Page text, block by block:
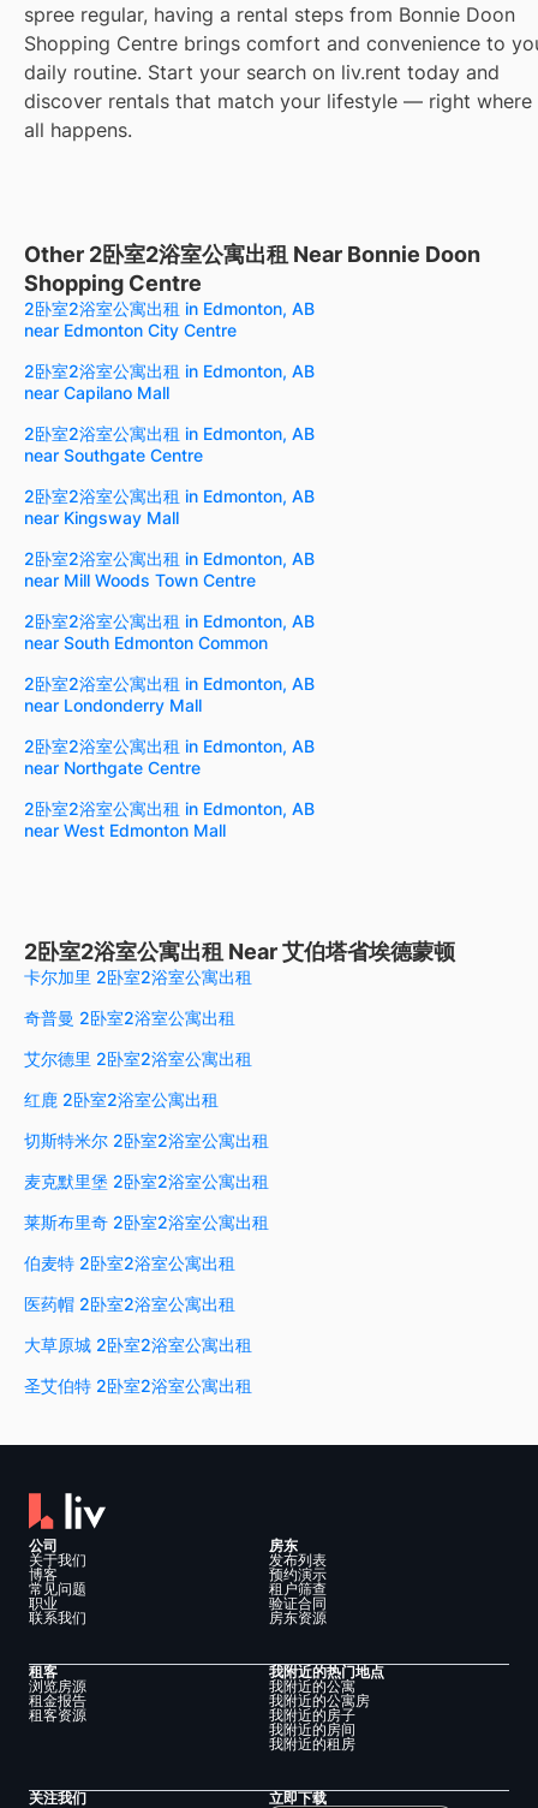
spree regular, having a rental steps from Bonnie Doon
Shopping Centre brings comfort and convenience to
daily routine. Start your search on liv.rent today and
discover rentals that match your lifestyle — right where
all happens.
Other 2卧室2浴室公寓出租 Near Bonnie Doon
Shopping Centre
2卧室2浴室公寓出租 in Edmonton, AB
near Edmonton City Centre
2卧室2浴室公寓出租 in Edmonton, AB
near Capilano Mall
2卧室2浴室公寓出租 in Edmonton, AB
near Southgate Centre
2卧室2浴室公寓出租 in Edmonton, AB
near Kingsway Mall
2卧室2浴室公寓出租 in Edmonton, AB
near Mill Woods Town Centre
2卧室2浴室公寓出租 in Edmonton, AB
near South Edmonton Common
2卧室2浴室公寓出租 in Edmonton, AB
near Londonderry Mall
2卧室2浴室公寓出租 in Edmonton, AB
near Northgate Centre
2卧室2浴室公寓出租 in Edmonton, AB
near West Edmonton Mall
2卧室2浴室公寓出租 Near 艾伯塔省埃德蒙顿
卡尔加里 2卧室2浴室公寓出租
奇普曼 2卧室2浴室公寓出租
艾尔德里 2卧室2浴室公寓出租
红鹿 2卧室2浴室公寓出租
切斯特米尔 2卧室2浴室公寓出租
麦克默里堡 2卧室2浴室公寓出租
莱斯布里奇 2卧室2浴室公寓出租
伯麦特 2卧室2浴室公寓出租
医药帽 2卧室2浴室公寓出租
大草原城 2卧室2浴室公寓出租
圣艾伯特 2卧室2浴室公寓出租
公司
关于我们
博客
常见问题
职业
联系我们
房东
发布列表
预约演示
租户筛查
验证合同
房东资源
租客
浏览房源
租金报告
租客资源
我附近的热门地点
我附近的公寓
我附近的公寓房
我附近的房子
我附近的房间
我附近的租房
关注我们 立即下载